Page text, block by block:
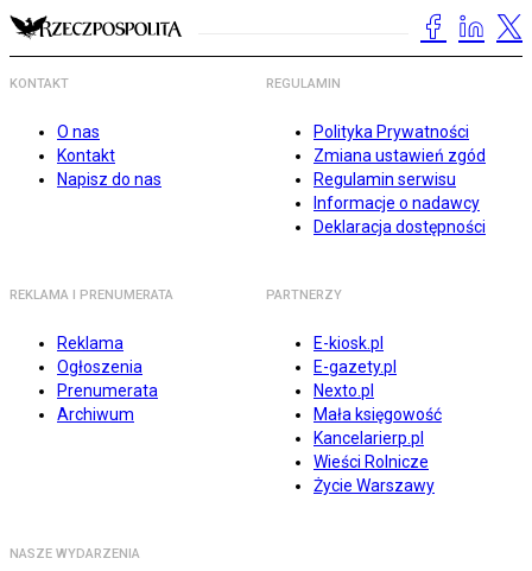
KONTAKT
O nas
Kontakt
Napisz do nas
REGULAMIN
Polityka Prywatności
Zmiana ustawień zgód
Regulamin serwisu
Informacje o nadawcy
Deklaracja dostępności
REKLAMA I PRENUMERATA
Reklama
Ogłoszenia
Prenumerata
Archiwum
PARTNERZY
E-kiosk.pl
E-gazety.pl
Nexto.pl
Mała księgowość
Kancelarierp.pl
Wieści Rolnicze
Życie Warszawy
NASZE WYDARZENIA